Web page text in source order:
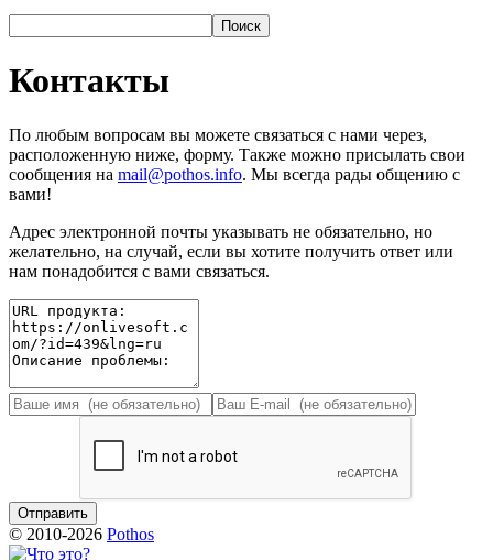
Контакты
По любым вопросам вы можете связаться с нами через,
расположенную ниже, форму. Также можно присылать свои
сообщения на mail@pothos.info. Мы всегда рады общению с
вами!
Адрес электронной почты указывать не обязательно, но
желательно, на случай, если вы хотите получить ответ или
нам понадобится с вами связаться.
© 2010-2026 Pothos